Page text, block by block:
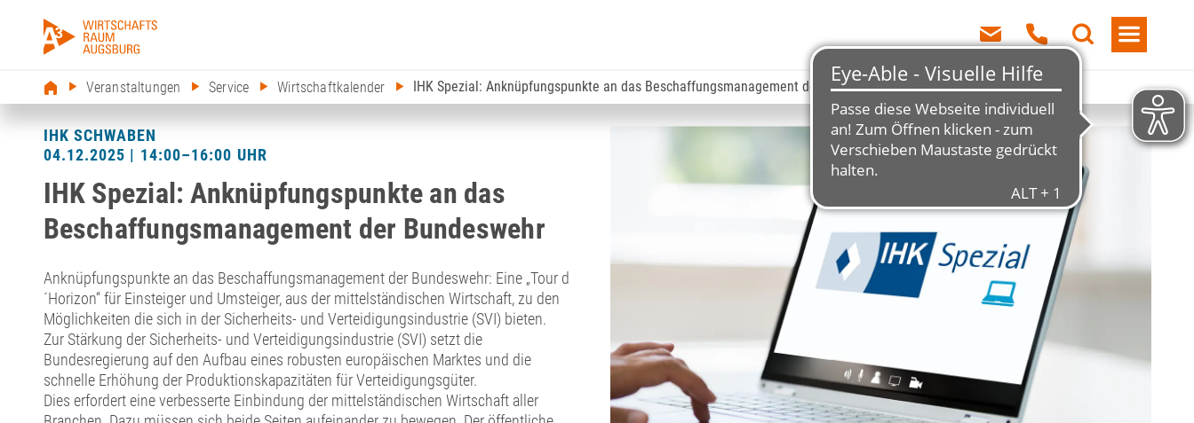
Veranstaltungen Service Wirtschaftkalender IHK Spezial: Anknüpfungspunkte an das Beschaffungsmanagement der Bundeswehr
IHK SCHWABEN
04.12.2025 | 14:00–16:00 UHR
IHK Spezial: Anknüpfungspunkte an das
Beschaffungsmanagement der Bundeswehr
Anknüpfungspunkte an das Beschaffungsmanagement der Bundeswehr: Eine „Tour d
´Horizon“ für Einsteiger und Umsteiger, aus der mittelständischen Wirtschaft, zu den
Möglichkeiten die sich in der Sicherheits- und Verteidigungsindustrie (SVI) bieten.
Zur Stärkung der Sicherheits- und Verteidigungsindustrie (SVI) setzt die
Bundesregierung auf den Aufbau eines robusten europäischen Marktes und die
schnelle Erhöhung der Produktionskapazitäten für Verteidigungsgüter.
Dies erfordert eine verbesserte Einbindung der mittelständischen Wirtschaft aller